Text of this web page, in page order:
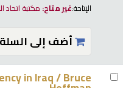
الإتاحة:غير متاح: مكتبة اتحاد
أضف إلى السلة
in Iraq /Bruce